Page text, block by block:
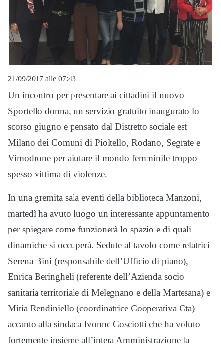
21/09/2017 alle 07:43
Un incontro per presentare ai cittadini il nuovo
Sportello donna, un servizio gratuito inaugurato lo
scorso giugno e pensato dal Distretto sociale est
Milano dei Comuni di Pioltello, Rodano, Segrate e
Vimodrone per aiutare il mondo femminile troppo
spesso vittima di violenze.
In una gremita sala eventi della biblioteca Manzoni,
martedì ha avuto luogo un interessante appuntamento
per spiegare come funzionerà lo spazio e di quali
dinamiche si occuperà. Sedute al tavolo come relatrici
Serena Bini (responsabile dell’Ufficio di piano),
Enrica Beringheli (referente dell’Azienda socio
sanitaria territoriale di Melegnano e della Martesana) e
Mitia Rendiniello (coordinatrice Cooperativa Cta)
accanto alla sindaca Ivonne Cosciotti che ha voluto
fortemente insieme all’intera Amministrazione la